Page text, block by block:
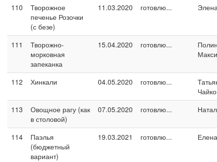
110
Творожное
печенье Розочки
(с безе)
11.03.2020 готовлю...
111
Творожно-
морковная
запеканка
15.04.2020 готовлю...
112 Хинкали 04.05.2020 готовлю...
113
Овощное рагу (как
в столовой)
07.05.2020 готовлю...
114
Паэлья
(бюджетный
вариант)
19.03.2021 готовлю... Елена